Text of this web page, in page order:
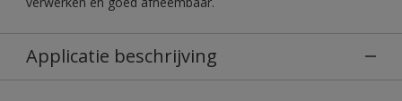
Applicatie beschrijving